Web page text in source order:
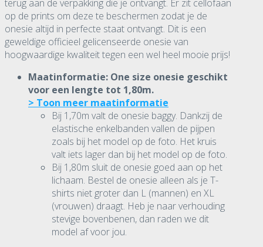
terug aan de verpakking die je ontvangt. Er zit cellofaan
op de prints om deze te beschermen zodat je de
onesie altijd in perfecte staat ontvangt. Dit is een
geweldige officieel gelicenseerde onesie van
hoogwaardige kwaliteit tegen een wel heel mooie prijs!
Maatinformatie: One size onesie geschikt
voor een lengte tot 1,80m.
> Toon meer maatinformatie
Bij 1,70m valt de onesie baggy. Dankzij de
elastische enkelbanden vallen de pijpen
zoals bij het model op de foto. Het kruis
valt iets lager dan bij het model op de foto.
Bij 1,80m sluit de onesie goed aan op het
lichaam. Bestel de onesie alleen als je T-
shirts niet groter dan L (mannen) en XL
(vrouwen) draagt. Heb je naar verhouding
stevige bovenbenen, dan raden we dit
model af voor jou.